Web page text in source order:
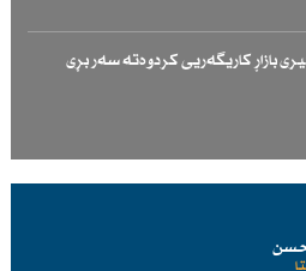
بازاڕ كاریگەریی كردوەتە سەر بڕی
حسن